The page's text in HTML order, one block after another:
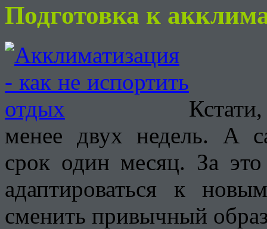
Подготовка к
менее двух недель. А
срок один месяц. За
адаптироваться к
сменить привычный